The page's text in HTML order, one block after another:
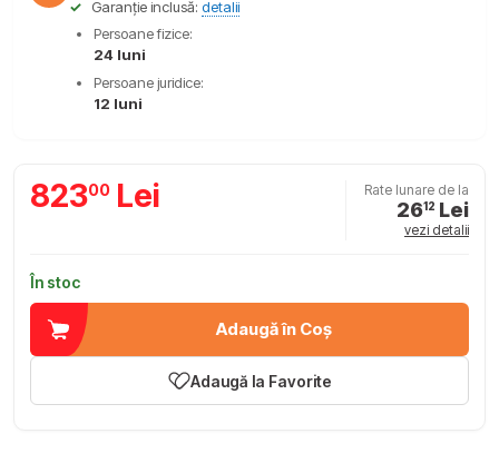
✓
Garanție inclusă: detalii
Persoane fizice:
24 luni
Persoane juridice:
12 luni
82300 Lei Rate lunare de la
2612 Lei
vezi detalii
În stoc
Adaugă în Coș
Adaugă la Favorite